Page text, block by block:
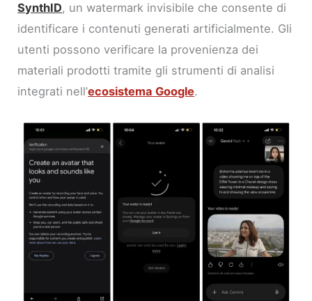
SynthID, un watermark invisibile che consente di
identificare i contenuti generati artificialmente. Gli
utenti possono verificare la provenienza dei
materiali prodotti tramite gli strumenti di analisi
integrati nell’ecosistema Google.